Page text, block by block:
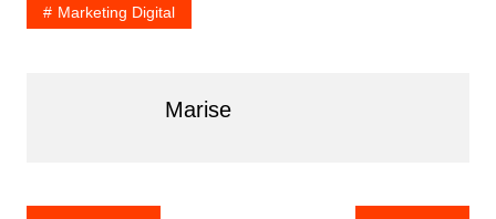
Marketing Digital
Marise